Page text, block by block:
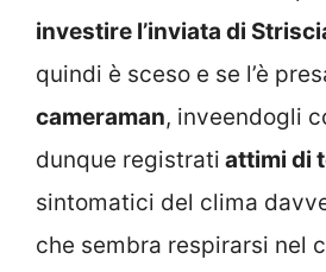
investire l’inviata di
quindi è sceso e se l’è
cameraman, inveendogli
dunque registrati attimi di
sintomatici del clima
che sembra respirarsi nel